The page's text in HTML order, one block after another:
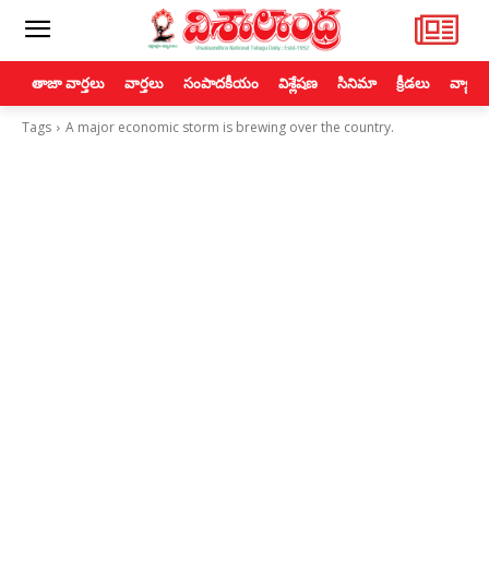
తాజా వార్తలు వార్తలు సంపాదకీయం విశ్లేషణ సినిమా క్రీడలు
Tags A major economic storm is brewing over the country.